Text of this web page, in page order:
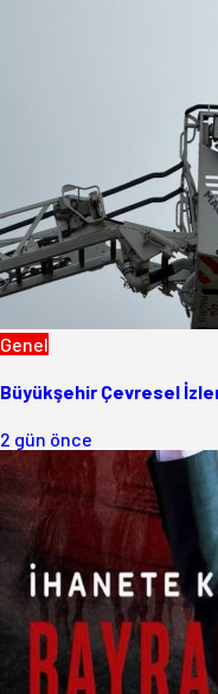
Genel
Büyükşehir Çevresel
2 gün önce